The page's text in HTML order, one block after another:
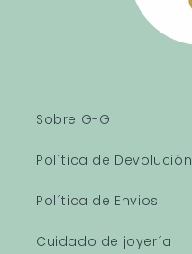
Sobre G-G
Política de Devolución
Política de Envios
Cuidado de joyería